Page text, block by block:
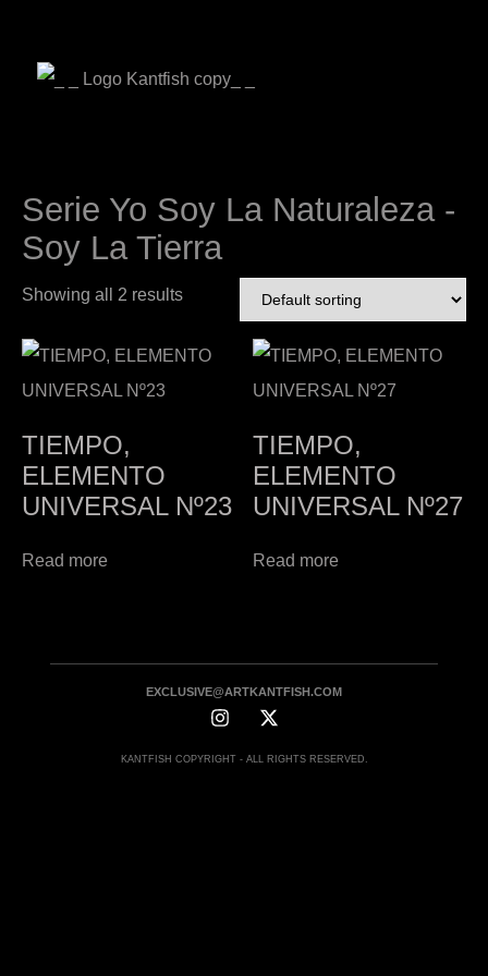
Serie Yo Soy La Naturaleza -
Soy La Tierra
Showing all 2 results
TIEMPO,
ELEMENTO
UNIVERSAL Nº23
Read more
TIEMPO,
ELEMENTO
UNIVERSAL Nº27
Read more
EXCLUSIVE@ARTKANTFISH.COM
KANTFISH COPYRIGHT - ALL RIGHTS RESERVED.